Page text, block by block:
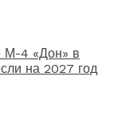
М-4 «Дон» в
на 2027 год